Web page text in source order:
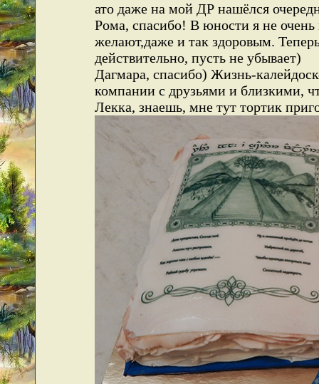
ато даже на мой ДР нашёлся
Рома, спасибо! В юности я не очень
желают,даже и так здоровым.
действительно, пусть не убывает)
Дагмара, спасибо) Жизнь-
компании с друзьями и близкими,
Лекка, знаешь, мне тут тортик